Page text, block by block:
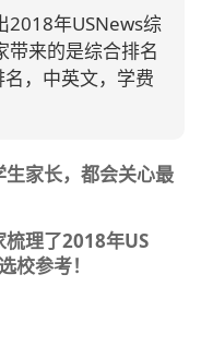
2018年USNews综
带来的是综合排名
，中英文，学费
家长，都会关心最
理了2018年US
参考！